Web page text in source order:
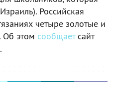
Российская
четыре золотые и
Об этом сообщаетсайт